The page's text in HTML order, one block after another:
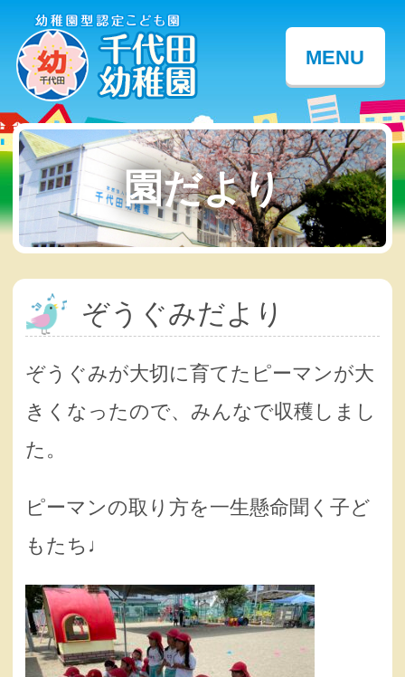
MENU
園だより
ぞうぐみだより
ぞうぐみが大切に育てたピーマンが大
きくなったので、みんなで収穫しまし
た。
ピーマンの取り方を一生懸命聞く子ど
もたち♩